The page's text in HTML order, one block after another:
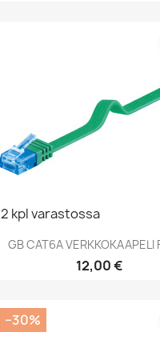
2 kpl varastossa
GB CAT6A VERKKOKAAPELI
Hinta
12,00 €
−30%